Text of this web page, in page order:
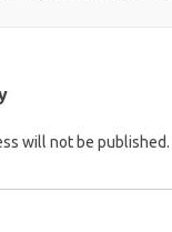
will not be published.